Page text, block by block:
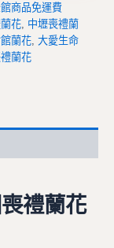
商品免運費
花 中壢喪禮蘭
蘭花 大愛生命
蘭花
禮蘭花